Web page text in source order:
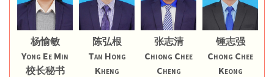
杨愉敏
Yong Ee Min
校长秘书
陈弘根
Tan Hong
Kheng
张志清
Chiong Chee
Cheng
锺志强
Chong Chee
Keong